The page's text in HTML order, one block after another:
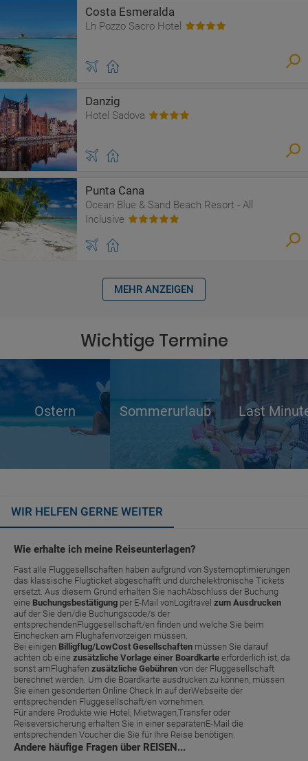
Costa Esmeralda
Lh Pozzo Sacro Hotel
Danzig
Hotel Sadova
Punta Cana
Ocean Blue & Sand Beach Resort - All
Inclusive
MEHR ANZEIGEN
Wichtige Termine
Ostern Sommerurlaub Last
WIR HELFEN GERNE WEITER
Wie erhalte ich meine Reiseunterlagen?
Fast alle Fluggesellschaften haben aufgrund von Systemoptimierungen
das klassische Flugticket abgeschafft und durchelektronische Tickets
ersetzt. Aus diesem Grund erhalten Sie nachAbschluss der Buchung
eine Buchungsbestätigung per E-Mail vonLogitravel zum Ausdrucken
auf der Sie den/die Buchungscode/s der
entsprechendenFluggesellschaft/en finden und welche Sie beim
Einchecken am Flughafenvorzeigen müssen.
Bei einigen Billigflug/LowCost Gesellschaften müssen Sie darauf
achten ob eine zusätzliche Vorlage einer Boardkarte erforderlich ist, da
sonst amFlughafen zusätzliche Gebühren von der Fluggesellschaft
berechnet werden. Um die Boardkarte ausdrucken zu können, müssen
Sie einen gesonderten Online Check In auf derWebseite der
entsprechenden Fluggesellschaft/en vornehmen.
Für andere Produkte wie Hotel, Mietwagen,Transfer oder
Reiseversicherung erhalten Sie in einer separatenE-Mail die
entsprechenden Voucher die Sie für Ihre Reise benötigen.
Andere häufige Fragen über REISEN...